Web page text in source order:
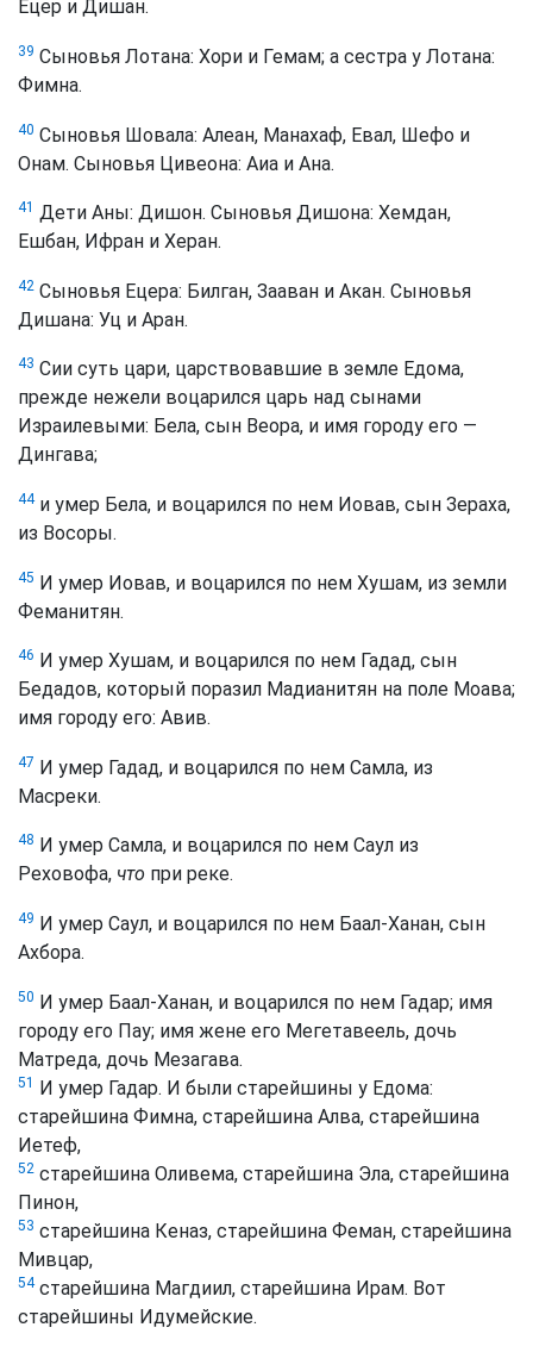
Ецер и Дишан.
39 Сыновья Лотана: Хори и Гемам; а сестра у Лотана:
Фимна.
40 Сыновья Шовала: Алеан, Манахаф, Евал, Шефо и
Онам. Сыновья Цивеона: Аиа и Ана.
41 Дети Аны: Дишон. Сыновья Дишона: Хемдан,
Ешбан, Ифран и Херан.
42 Сыновья Ецера: Билган, Зааван и Акан. Сыновья
Дишана: Уц и Аран.
43 Сии суть цари, царствовавшие в земле Едома,
прежде нежели воцарился царь над сынами
Израилевыми: Бела, сын Веора, и имя городу его —
Дингава;
44и умер Бела, и воцарился по нем Иовав, сын Зераха,
из Восоры.
45 И умер Иовав, и воцарился по нем Хушам, из земли
Феманитян.
46 И умер Хушам, и воцарился по нем Гадад, сын
Бедадов, который поразил Мадианитян на поле Моава;
имя городу его: Авив.
47 И умер Гадад, и воцарился по нем Самла, из
Масреки.
48 И умер Самла, и воцарился по нем Саул из
Реховофа, что при реке.
49 И умер Саул, и воцарился по нем Баал-Ханан, сын
Ахбора.
50 И умер Баал-Ханан, и воцарился по нем Гадар; имя
городу его Пау; имя жене его Мегетавеель, дочь
Матреда, дочь Мезагава.
51 И умер Гадар. И были старейшины у Едома:
старейшина Фимна, старейшина Алва, старейшина
Иетеф,
52 старейшина Оливема, старейшина Эла, старейшина
Пинон,
53 старейшина Кеназ, старейшина Феман, старейшина
Мивцар,
54старейшина Магдиил, старейшина Ирам. Вот
старейшины Идумейские.